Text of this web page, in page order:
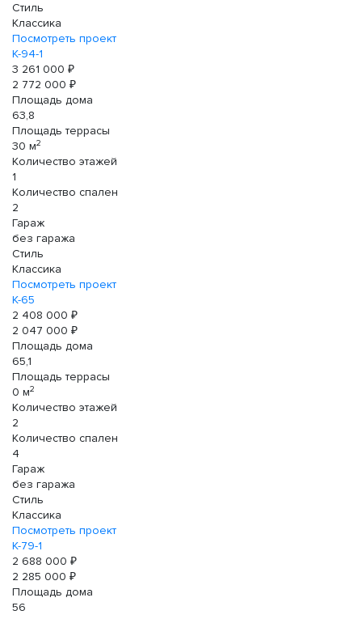
Стиль
Классика
Посмотреть проект
К-94-1
3 261 000 ₽
2 772 000 ₽
Площадь дома
63,8
Площадь террасы
30 м2
Количество этажей
1
Количество спален
2
Гараж
без гаража
Стиль
Классика
Посмотреть проект
К-65
2 408 000 ₽
2 047 000 ₽
Площадь дома
65,1
Площадь террасы
0 м2
Количество этажей
2
Количество спален
4
Гараж
без гаража
Стиль
Классика
Посмотреть проект
К-79-1
2 688 000 ₽
2 285 000 ₽
Площадь дома
56